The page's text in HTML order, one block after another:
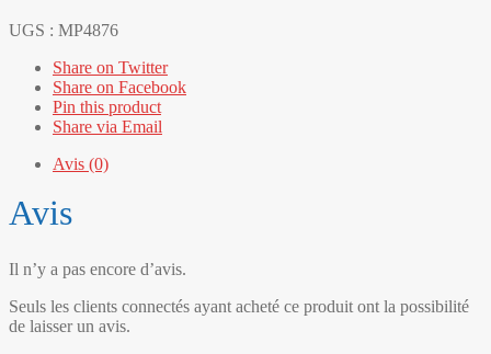
anti-
siliconne
10mm
mètre
UGS : MP4876
Share on Twitter
Share on Facebook
Pin this product
Share via Email
Avis (0)
Avis
Il n’y a pas encore d’avis.
Seuls les clients connectés ayant acheté ce produit ont la possibilité
de laisser un avis.